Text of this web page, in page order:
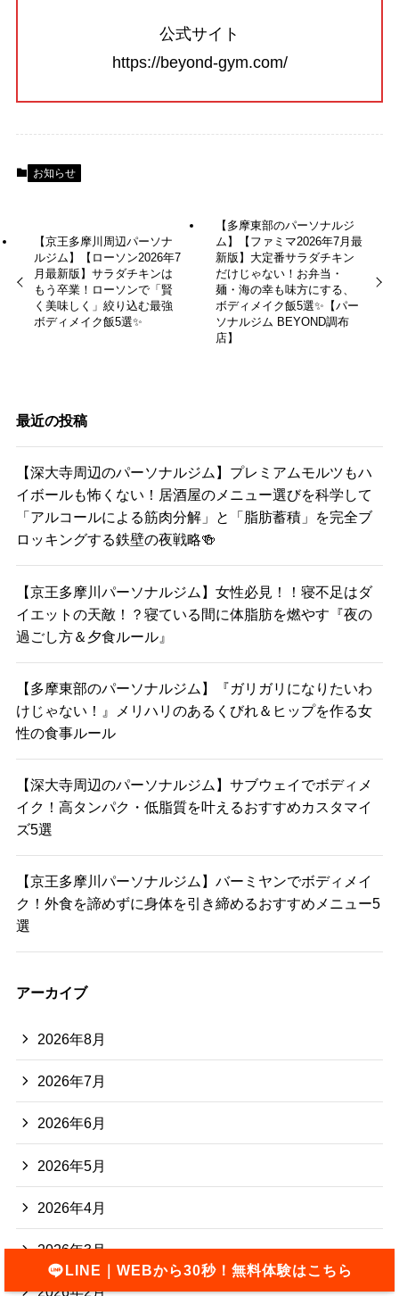
公式サイト
https://beyond-gym.com/
お知らせ
【京王多摩川周辺パーソナ
ルジム】【ローソン2026年7
月最新版】サラダチキンは
もう卒業！ローソンで「賢
く美味しく」絞り込む最強
ボディメイク飯5選✨
【多摩東部のパーソナルジ
ム】【ファミマ2026年7月最
新版】大定番サラダチキン
だけじゃない！お弁当・
麺・海の幸も味方にする、
ボディメイク飯5選✨【パー
ソナルジム BEYOND調布
店】
最近の投稿
【深大寺周辺のパーソナルジム】プレミアムモルツもハ
イボールも怖くない！居酒屋のメニュー選びを科学して
「アルコールによる筋肉分解」と「脂肪蓄積」を完全ブ
ロッキングする鉄壁の夜戦略🍻
【京王多摩川パーソナルジム】女性必見！！寝不足はダ
イエットの天敵！？寝ている間に体脂肪を燃やす『夜の
過ごし方＆夕食ルール』
【多摩東部のパーソナルジム】『ガリガリになりたいわ
けじゃない！』メリハリのあるくびれ＆ヒップを作る女
性の食事ルール
【深大寺周辺のパーソナルジム】サブウェイでボディメ
イク！高タンパク・低脂質を叶えるおすすめカスタマイ
ズ5選
【京王多摩川パーソナルジム】バーミヤンでボディメイ
ク！外食を諦めずに身体を引き締めるおすすめメニュー5
選
アーカイブ
2026年8月
2026年7月
2026年6月
2026年5月
2026年4月
2026年3月
2026年2月
LINE｜WEBから30秒！無料体験はこちら